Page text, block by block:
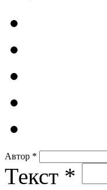
Автор *
Текст *